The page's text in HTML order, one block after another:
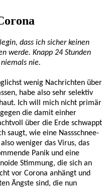
dass ich sicher keinen
werde. Knapp 24 Stunden
nie.
wenig Nachrichten über
habe also sehr selektiv
Ich will mich nicht primär
die damit einher
über die Erde schwappt
saugt, wie eine Nassschnee-
weniger das Virus, das
Panik und eine
Stimmung, die sich an
vor Corona anhängt und
Ängste sind, die nun